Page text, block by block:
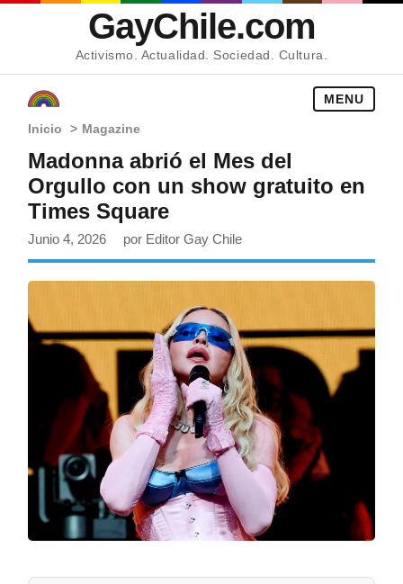
GayChile.com
Activismo. Actualidad. Sociedad. Cultura.
MENU
Inicio > Magazine
Madonna abrió el Mes del
Orgullo con un show gratuito en
Times Square
Junio 4, 2026 por Editor Gay Chile